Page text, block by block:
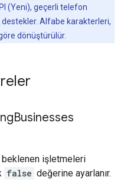
(Yeni), geçerli telefon
destekler. Alfabe karakterleri,
dönüştürülür.
Businesses
beklenen işletmeleri
false değerine ayarlanır.